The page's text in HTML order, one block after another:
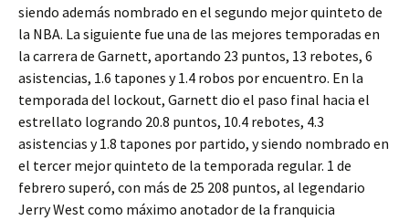
siendo además nombrado en el segundo mejor quinteto de
la NBA. La siguiente fue una de las mejores temporadas en
la carrera de Garnett, aportando 23 puntos, 13 rebotes, 6
asistencias, 1.6 tapones y 1.4 robos por encuentro. En la
temporada del lockout, Garnett dio el paso final hacia el
estrellato logrando 20.8 puntos, 10.4 rebotes, 4.3
asistencias y 1.8 tapones por partido, y siendo nombrado en
el tercer mejor quinteto de la temporada regular. 1 de
febrero superó, con más de 25 208 puntos, al legendario
Jerry West como máximo anotador de la franquicia